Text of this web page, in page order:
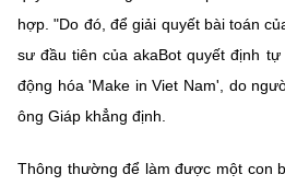
hợp. "Do đó, để giải quyết bài toán
sư đầu tiên của akaBot quyết định
động hóa 'Make in Viet Nam', do
ông Giáp khẳng định.
Thông thường để làm được một con